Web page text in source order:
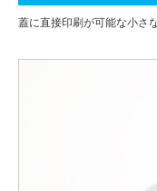
蓋に直接印刷が可能な小さ